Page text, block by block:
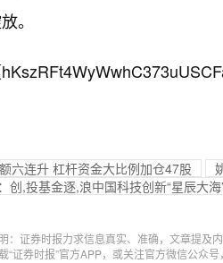
。
六连升 杠杆资金大比例加仓47股
创,投基金逐,浪中国科技创新“星辰大海
：证券时报力求信息真实、准确，文章提及
“证券时报”官方APP，或关注官方微信公众